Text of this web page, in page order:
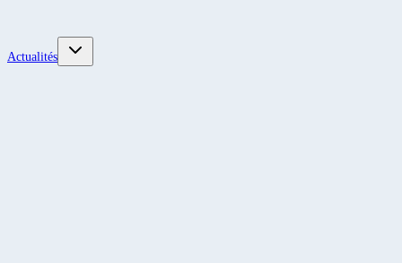
Actualités